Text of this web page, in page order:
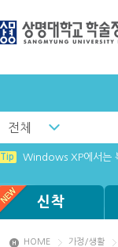
전체
Tip Windows XP에서는
신착
HOME 가정/생활